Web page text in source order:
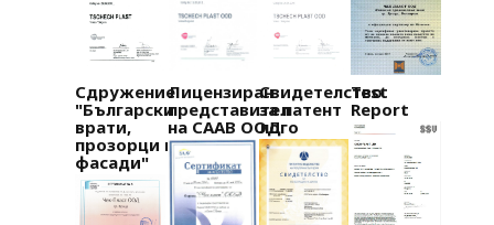
Сдружение
"Български
врати,
прозорци и
фасади"
Лицензиран
представител
на СААВ ООД
Свидетелство
за патент
лого
Test
Report